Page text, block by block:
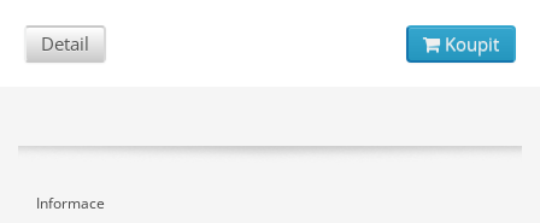
Detail Koupit
Informace